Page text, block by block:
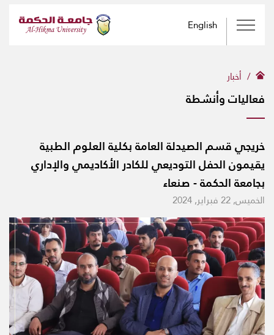
English
أخبار
فعاليات وأنشطة
خريجي قسم الصيدلة العامة بكلية العلوم الطبية
يقيمون الحفل التوديعي للكادر الأكاديمي والإداري
بجامعة الحكمة - صنعاء
الخميس, 22 فبراير, 2024